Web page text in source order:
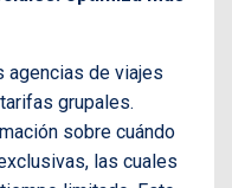
agencias de viajes
grupales.
sobre cuándo
las cuales